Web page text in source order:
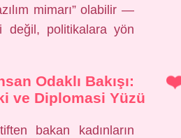
mimarı” olabilir —
değil, politikalara yön
Odaklı Bakışı:
ve Diplomasi Yüzü
bakan kadınların